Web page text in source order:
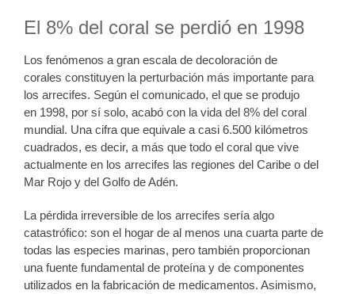
El 8% del coral se perdió en 1998
Los fenómenos a gran escala de decoloración de
corales constituyen la perturbación más importante para
los arrecifes. Según el comunicado, el que se produjo
en 1998, por sí solo, acabó con la vida del 8% del coral
mundial. Una cifra que equivale a casi 6.500 kilómetros
cuadrados, es decir, a más que todo el coral que vive
actualmente en los arrecifes las regiones del Caribe o del
Mar Rojo y del Golfo de Adén.
La pérdida irreversible de los arrecifes sería algo
catastrófico: son el hogar de al menos una cuarta parte de
todas las especies marinas, pero también proporcionan
una fuente fundamental de proteína y de componentes
utilizados en la fabricación de medicamentos. Asimismo,